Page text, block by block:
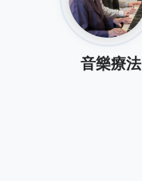
音樂療法